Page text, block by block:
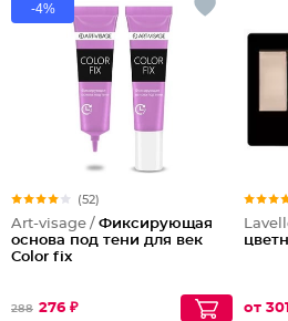
-4%
(52)
Art-visage / Фиксирующая
основа под тени для век
Color fix
288 276 ₽ от